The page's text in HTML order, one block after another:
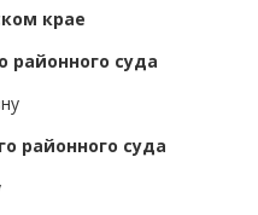
крае
районного суда
районного суда